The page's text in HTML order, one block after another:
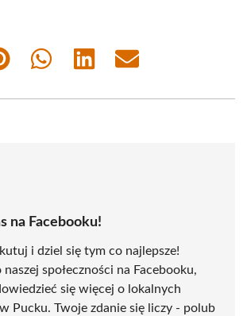
Share
Share
Share
na Facebooku!
i dziel się tym co najlepsze!
naszej społeczności na Facebooku,
się więcej o lokalnych
Pucku. Twoje zdanie się liczy - polub